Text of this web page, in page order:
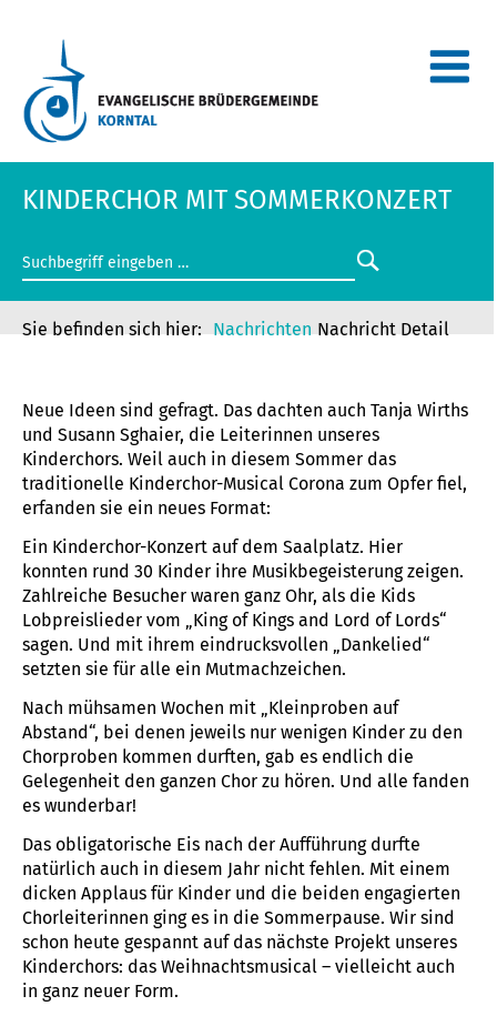
KINDERCHOR MIT SOMMERKONZERT
Nachrichten Nachricht Detail
Neue Ideen sind gefragt. Das dachten auch Tanja Wirths
und Susann Sghaier, die Leiterinnen unseres
Kinderchors. Weil auch in diesem Sommer das
traditionelle Kinderchor-Musical Corona zum Opfer fiel,
erfanden sie ein neues Format:
Ein Kinderchor-Konzert auf dem Saalplatz. Hier
konnten rund 30 Kinder ihre Musikbegeisterung zeigen.
Zahlreiche Besucher waren ganz Ohr, als die Kids
Lobpreislieder vom „King of Kings and Lord of Lords“
sagen. Und mit ihrem eindrucksvollen „Dankelied“
setzten sie für alle ein Mutmachzeichen.
Nach mühsamen Wochen mit „Kleinproben auf
Abstand“, bei denen jeweils nur wenigen Kinder zu den
Chorproben kommen durften, gab es endlich die
Gelegenheit den ganzen Chor zu hören. Und alle fanden
es wunderbar!
Das obligatorische Eis nach der Aufführung durfte
natürlich auch in diesem Jahr nicht fehlen. Mit einem
dicken Applaus für Kinder und die beiden engagierten
Chorleiterinnen ging es in die Sommerpause. Wir sind
schon heute gespannt auf das nächste Projekt unseres
Kinderchors: das Weihnachtsmusical – vielleicht auch
in ganz neuer Form.